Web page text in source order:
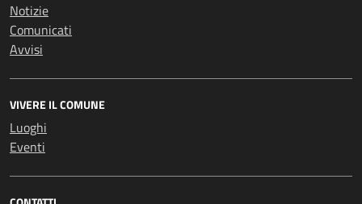
Notizie
Comunicati
Avvisi
VIVERE IL COMUNE
Luoghi
Eventi